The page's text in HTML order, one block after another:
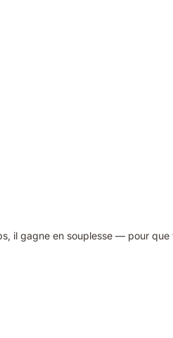
il gagne en souplesse — pour